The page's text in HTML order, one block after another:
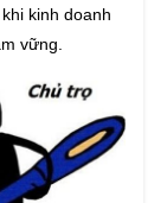
kinh doanh
vững.